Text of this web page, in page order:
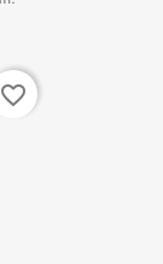
favorite_border